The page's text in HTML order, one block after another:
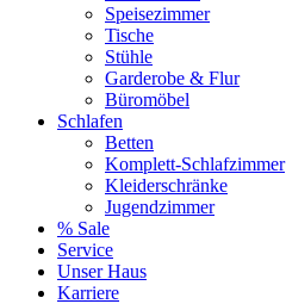
Speisezimmer
Tische
Stühle
Garderobe & Flur
Büromöbel
Schlafen
Betten
Komplett-Schlafzimmer
Kleiderschränke
Jugendzimmer
% Sale
Service
Unser Haus
Karriere